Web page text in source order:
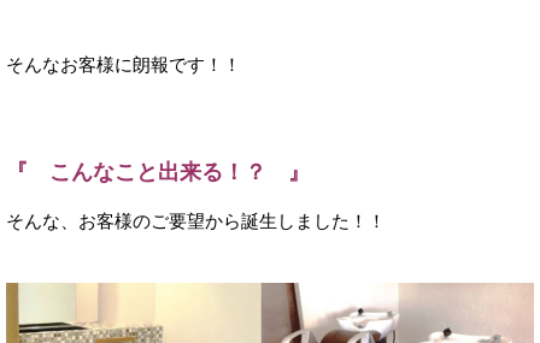
そんなお客様に朗報です！！
『 こんなこと出来る！？ 』
そんな、お客様のご要望から誕生しました！！